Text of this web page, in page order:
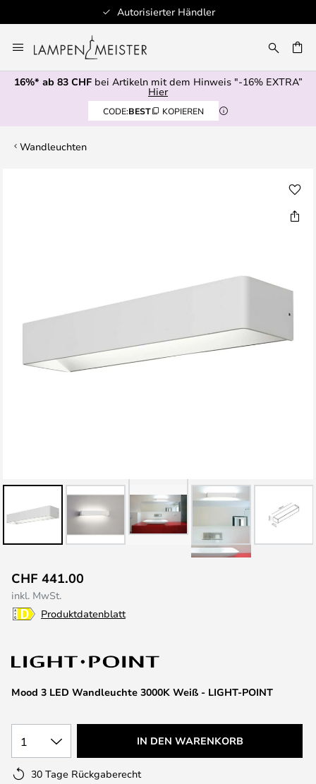
Autorisierter Händler
Inhalt
springen
16%* ab 83 CHFbei Artikeln mit dem Hinweis "-16% EXTRA”
Hier
CODE:BEST KOPIEREN
Wandleuchten
Anfang
der
Bildgalerie
Mood 3 LED Wandleuchte 3000K Weiß - LIGHT-POINT
CHF 441.00
inkl. MwSt.
Produktdatenblatt
1 IN DEN WARENKORB
30 Tage Rückgaberecht